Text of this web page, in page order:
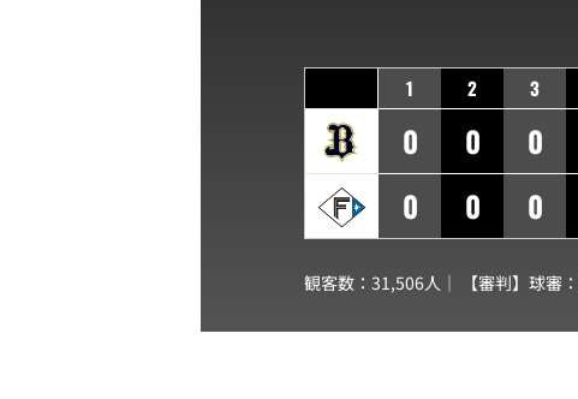
1 2 3
0 0 0
0
0 0
観客数：31,506人｜ 【審判】球審：